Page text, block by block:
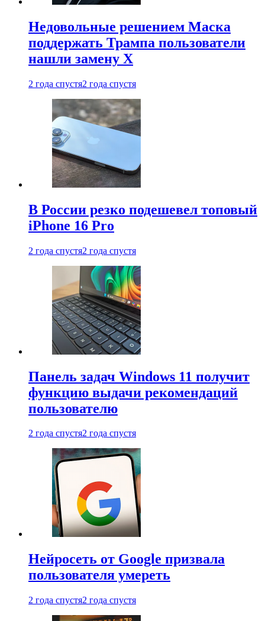
Недовольные решением Маска
поддержать Трампа пользователи
нашли замену X
2 года спустя2 года спустя
В России резко подешевел топовый
iPhone 16 Pro
2 года спустя2 года спустя
Панель задач Windows 11 получит
функцию выдачи рекомендаций
пользователю
2 года спустя2 года спустя
Нейросеть от Google призвала
пользователя умереть
2 года спустя2 года спустя